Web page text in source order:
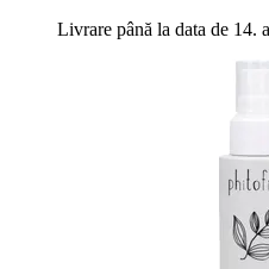
Livrare până la data de 14.